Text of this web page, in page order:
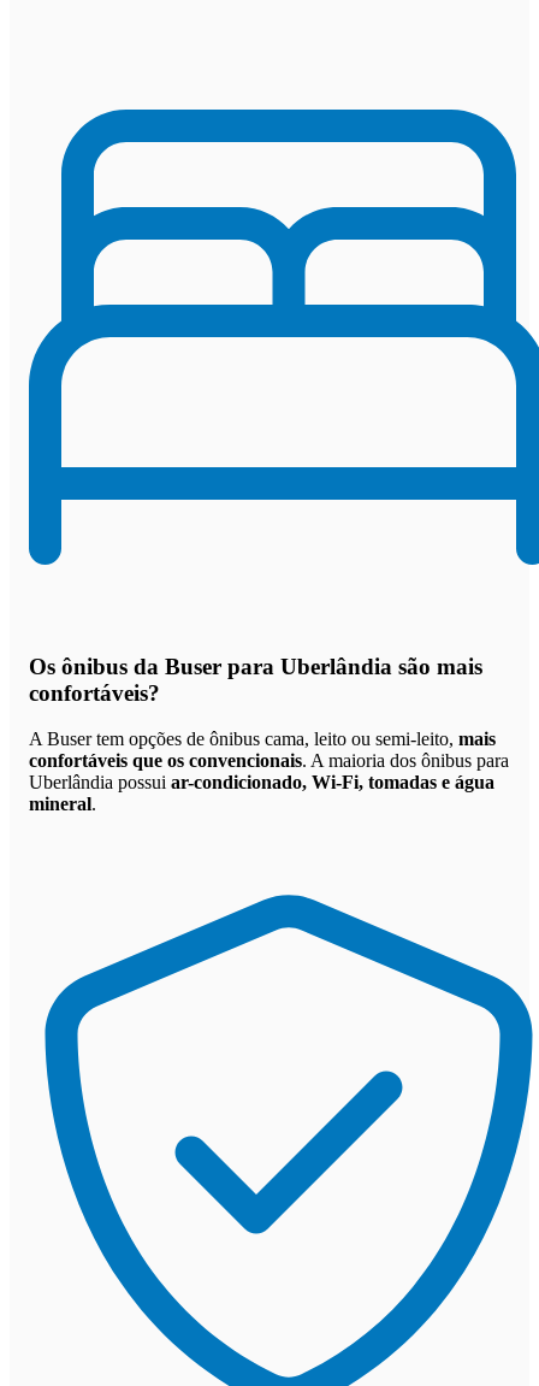
Os ônibus da Buser para Uberlândia são mais
confortáveis?
A Buser tem opções de ônibus cama, leito ou semi-leito, mais
confortáveis que os convencionais. A maioria dos ônibus para
Uberlândia possui ar-condicionado, Wi-Fi, tomadas e água
mineral.